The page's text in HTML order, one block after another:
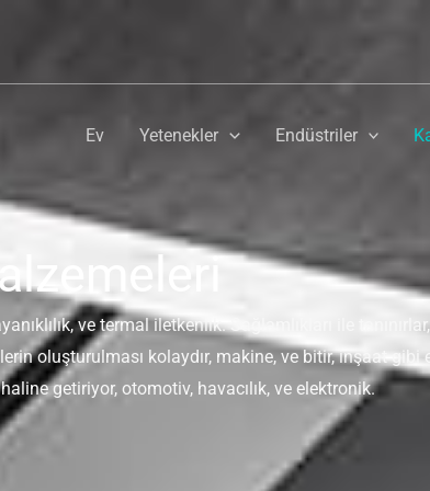
Ev Yetenekler Endüstriler
ve termal iletkenlik. Sağlamlıkları ile
oluşturulması kolaydır, makine, ve bitir, inşaat
getiriyor, otomotiv, havacılık, ve elektronik.